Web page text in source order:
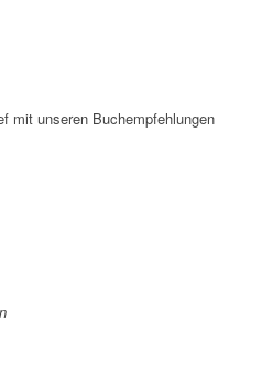
mit unseren Buchempfehlungen